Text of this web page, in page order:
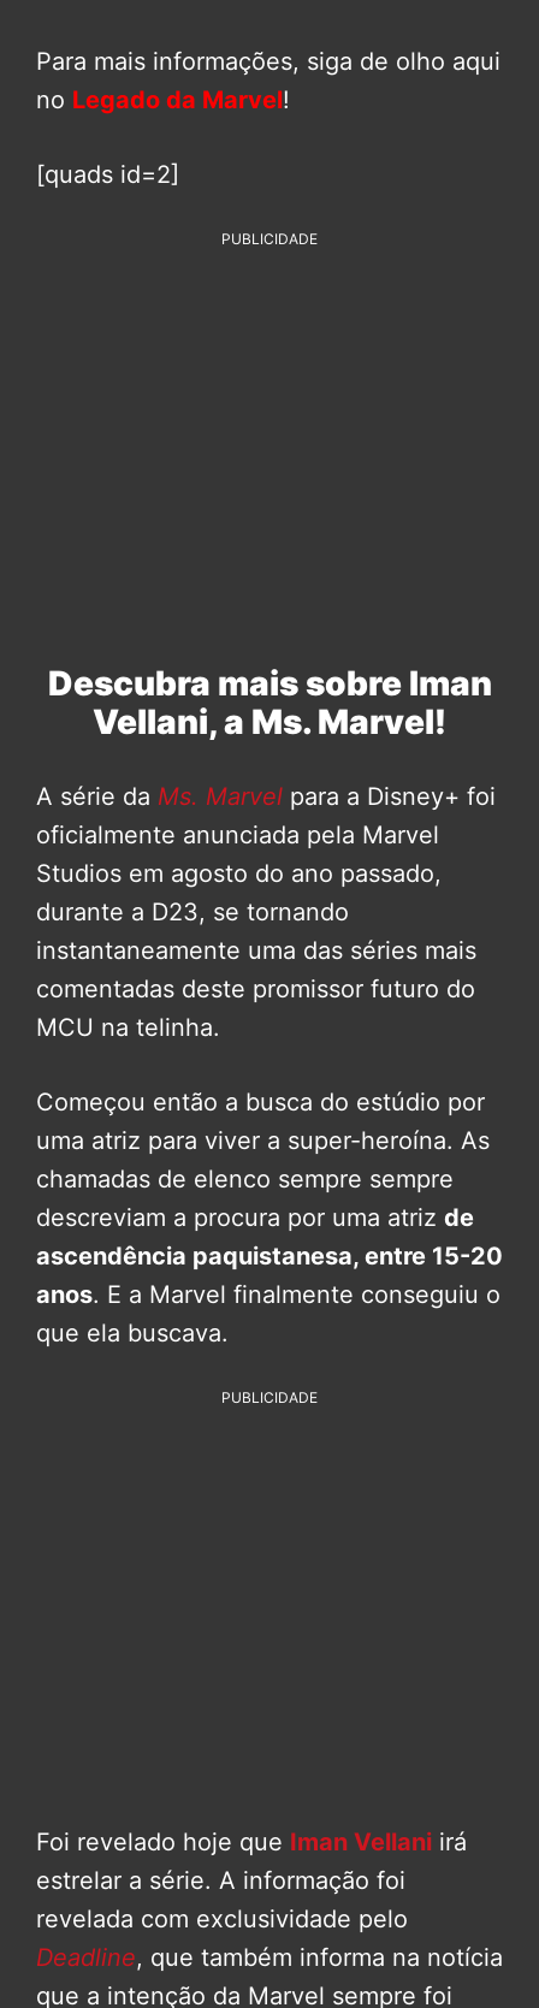
Para mais informações, siga de olho aqui
no Legado da Marvel!
[quads id=2]
PUBLICIDADE
Descubra mais sobre Iman
Vellani, a Ms. Marvel!
A série da Ms. Marvel para a Disney+ foi
oficialmente anunciada pela Marvel
Studios em agosto do ano passado,
durante a D23, se tornando
instantaneamente uma das séries mais
comentadas deste promissor futuro do
MCU na telinha.
Começou então a busca do estúdio por
uma atriz para viver a super-heroína. As
chamadas de elenco sempre sempre
descreviam a procura por uma atriz de
ascendência paquistanesa, entre 15-20
anos. E a Marvel finalmente conseguiu o
que ela buscava.
PUBLICIDADE
Foi revelado hoje que Iman Vellani irá
estrelar a série. A informação foi
revelada com exclusividade pelo
Deadline, que também informa na notícia
que a intenção da Marvel sempre foi